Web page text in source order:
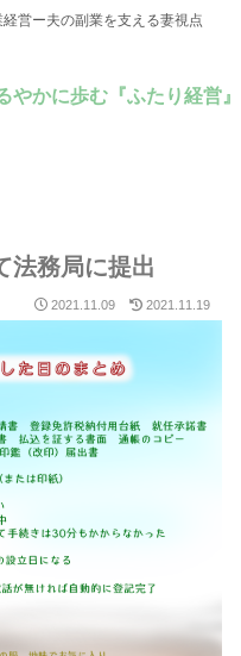
営ー夫の副業を支える妻視点
かに歩む『ふたり経営』
務局に提出
2021.11.09 2021.11.19